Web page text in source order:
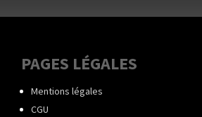
PAGES LÉGALES
Mentions légales
CGU